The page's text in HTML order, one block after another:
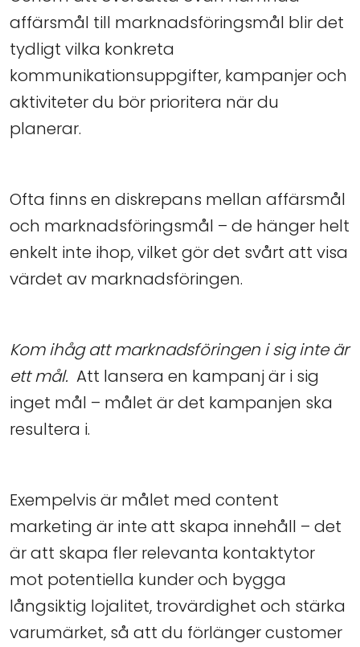
affärsmål till marknadsföringsmål blir det
tydligt vilka konkreta
kommunikationsuppgifter, kampanjer och
aktiviteter du bör prioritera när du
planerar.
Ofta finns en diskrepans mellan affärsmål
och marknadsföringsmål – de hänger helt
enkelt inte ihop, vilket gör det svårt att visa
värdet av marknadsföringen.
Kom ihåg att marknadsföringen i sig inte är
ett mål. Att lansera en kampanj är i sig
inget mål – målet är det kampanjen ska
resultera i.
Exempelvis är målet med content
marketing är inte att skapa innehåll – det
är att skapa fler relevanta kontaktytor
mot potentiella kunder och bygga
långsiktig lojalitet, trovärdighet och stärka
varumärket, så att du förlänger customer